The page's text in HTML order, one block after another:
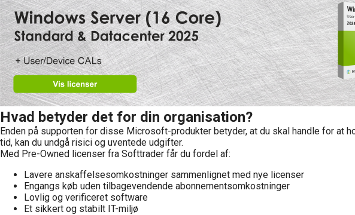
Hvad betyder det for din organisation?
Enden på supporten for disse Microsoft-produkter betyder, at du skal handle for at
tid, kan du undgå risici og uventede udgifter.
Med Pre-Owned licenser fra Softtrader får du fordel af:
Lavere anskaffelsesomkostninger sammenlignet med nye licenser
Engangs køb uden tilbagevendende abonnementsomkostninger
Lovlig og verificeret software
Et sikkert og stabilt IT-miljø